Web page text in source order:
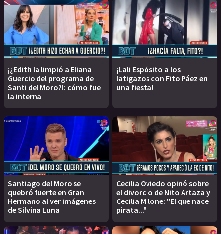
¡¿Edith la limpió a Eliana
Guercio del programa de
Santi del Moro?!: cómo fue
la interna
¡Lali Espósito a los
latigazos con Fito Páez en
una fiesta!
Santiago del Moro se
quebró fuerte en Gran
Hermano al ver imágenes
de Silvina Luna
Cecilia Oviedo opinó sobre
el divorcio de Nito Artaza y
Cecilia Milone: "El que nace
pirata..."